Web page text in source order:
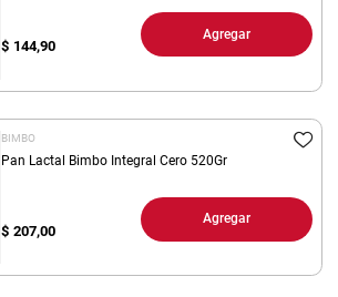
$ 144,90
Agregar
BIMBO
Pan Lactal Bimbo Integral Cero 520Gr
$ 207,00
Agregar